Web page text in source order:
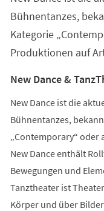
Bühnentanzes,
Kategorie
Produktionen auf
New Dance &
New Dance ist die
Bühnentanzes,
„Contemporary“ oder
New Dance enthält
Bewegungen und
Tanztheater ist
Körper und über